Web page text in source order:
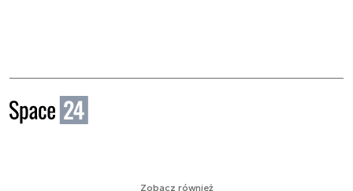
Zobacz również